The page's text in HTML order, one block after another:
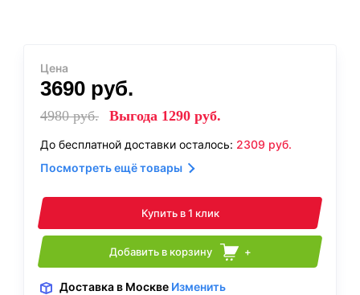
Цена
3690 руб.
4980руб. Выгода 1290 руб.
До бесплатной доставки осталось: 2309 руб.
Посмотреть ещё товары
Купить в 1 клик
Добавить в корзину +
Доставка в Москве Изменить